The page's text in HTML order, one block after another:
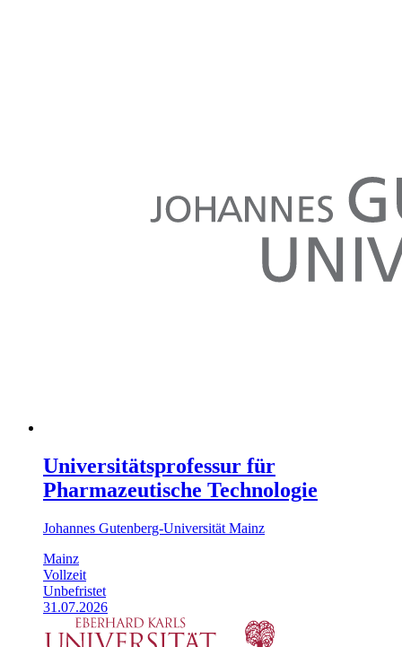
Universitätsprofessur für
Pharmazeutische Technologie
Johannes Gutenberg-Universität Mainz
Mainz
Vollzeit
Unbefristet
31.07.2026